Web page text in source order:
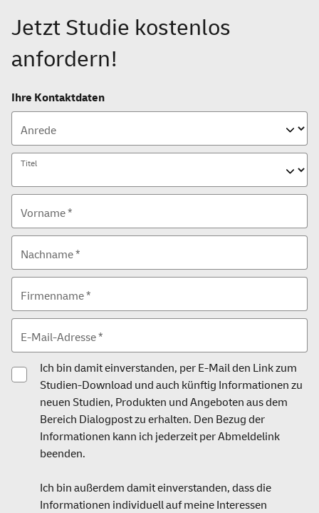
Jetzt Studie kostenlos
anfordern!
Ihre Kontaktdaten
Anrede
Titel
Vorname *
Nachname *
Firmenname *
E-Mail-Adresse *
Ich bin damit einverstanden, per E-Mail den Link zum
Studien-Download und auch künftig Informationen zu
neuen Studien, Produkten und Angeboten aus dem
Bereich Dialogpost zu erhalten. Den Bezug der
Informationen kann ich jederzeit per Abmeldelink
beenden.
Ich bin außerdem damit einverstanden, dass die
Informationen individuell auf meine Interessen